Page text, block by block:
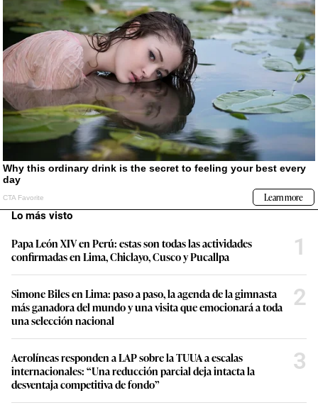
Lo más visto
Papa León XIV en Perú: estas son todas las actividades
confirmadas en Lima, Chiclayo, Cusco y Pucallpa
1
Simone Biles en Lima: paso a paso, la agenda de la gimnasta
más ganadora del mundo y una visita que emocionará a toda
una selección nacional
2
Aerolíneas responden a LAP sobre la TUUA a escalas
internacionales: “Una reducción parcial deja intacta la
desventaja competitiva de fondo”
3